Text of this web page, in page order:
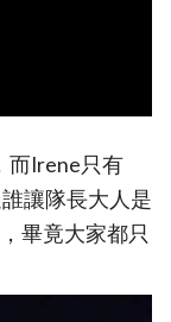
而Irene只有
讓隊長大人是
畢竟大家都只